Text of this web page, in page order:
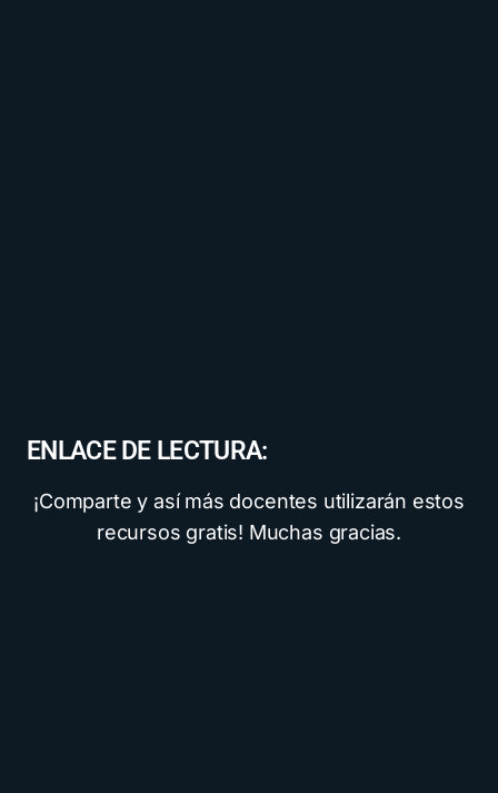
ENLACE DE LECTURA:
¡Comparte y así más docentes utilizarán estos
recursos gratis! Muchas gracias.